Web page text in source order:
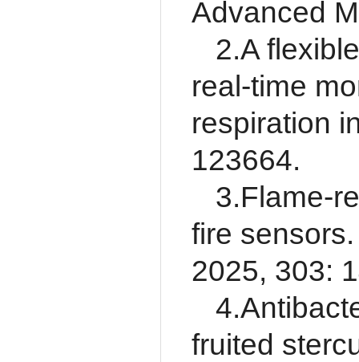
Advanced
2.A
real-time
respiration
123664.
3.Flame-
fire
2025, 303:
fruited